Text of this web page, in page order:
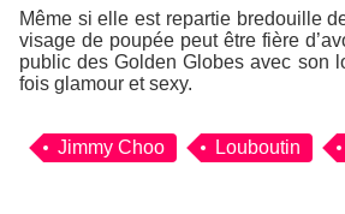
Même si elle est repartie bredouille
visage de poupée peut être fière
public des Golden Globes avec son
fois glamour et sexy.
Jimmy Choo Louboutin